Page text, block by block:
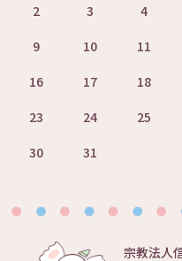
2
3 4
9
10 11
16
17 18
23
24 25
30
31
宗教法人